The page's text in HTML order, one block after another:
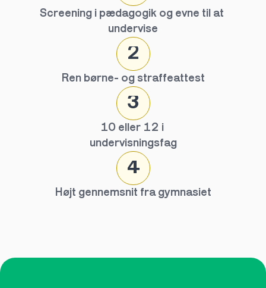
Screening i pædagogik og evne til at
undervise
2
Ren børne- og straffeattest
3
10 eller 12 i
undervisningsfag
4
Højt gennemsnit fra gymnasiet